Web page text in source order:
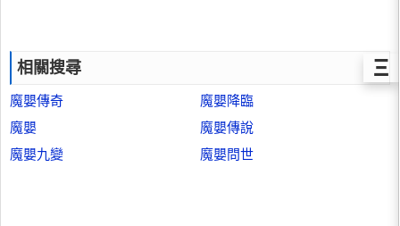
相關搜尋
魔嬰傳奇
魔嬰降臨
魔嬰
魔嬰傳說
魔嬰九變
魔嬰問世
Ξ